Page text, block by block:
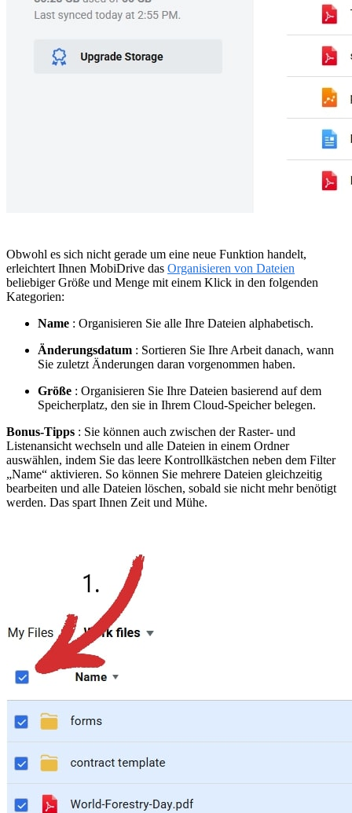
Obwohl es sich nicht gerade um eine neue Funktion handelt,
erleichtert Ihnen MobiDrive das Organisieren von Dateien
beliebiger Größe und Menge mit einem Klick in den folgenden
Kategorien:
Name : Organisieren Sie alle Ihre Dateien alphabetisch.
Änderungsdatum : Sortieren Sie Ihre Arbeit danach, wann
Sie zuletzt Änderungen daran vorgenommen haben.
Größe : Organisieren Sie Ihre Dateien basierend auf dem
Speicherplatz, den sie in Ihrem Cloud-Speicher belegen.
Bonus-Tipps : Sie können auch zwischen der Raster- und
Listenansicht wechseln und alle Dateien in einem Ordner
auswählen, indem Sie das leere Kontrollkästchen neben dem Filter
„Name“ aktivieren. So können Sie mehrere Dateien gleichzeitig
bearbeiten und alle Dateien löschen, sobald sie nicht mehr benötigt
werden. Das spart Ihnen Zeit und Mühe.